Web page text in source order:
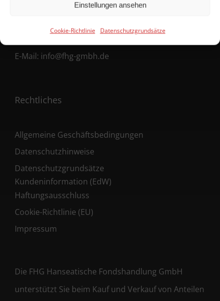
Einstellungen ansehen
Cookie-Richtlinie Datenschutzgrundsätze
E-Mail: info@fhg-gmbh.de
Rechtliches
Allgemeine Geschäftsbedingungen
Datenschutzhinweise
Datenschutzgrundsätze
Kundeninformation (EdW)
Haftungsausschluss
Cookie-Richtlinie (EU)
Impressum
Die FHG Hanseatische Fondshandlung GmbH
unterstützt Sie beim Kauf und Verkauf von Anteilen